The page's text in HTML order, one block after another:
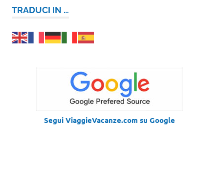
TRADUCI IN …
Segui ViaggieVacanze.com su Google